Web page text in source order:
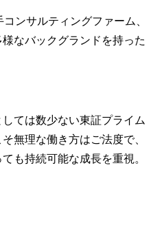
ンサルティングファーム、
なバックグランドを持った
ては数少ない東証プライム
無理な働き方はご法度で、
も持続可能な成長を重視。